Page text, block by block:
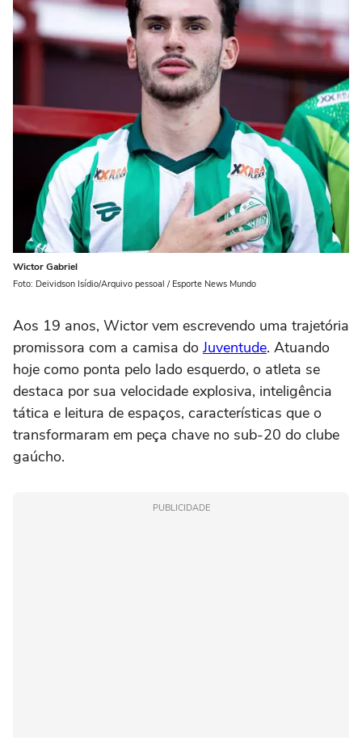
Wictor Gabriel
Foto: Deividson Isídio/Arquivo pessoal / Esporte News Mundo
Aos 19 anos, Wictor vem escrevendo uma trajetória
promissora com a camisa do Juventude. Atuando
hoje como ponta pelo lado esquerdo, o atleta se
destaca por sua velocidade explosiva, inteligência
tática e leitura de espaços, características que o
transformaram em peça chave no sub-20 do clube
gaúcho.
PUBLICIDADE